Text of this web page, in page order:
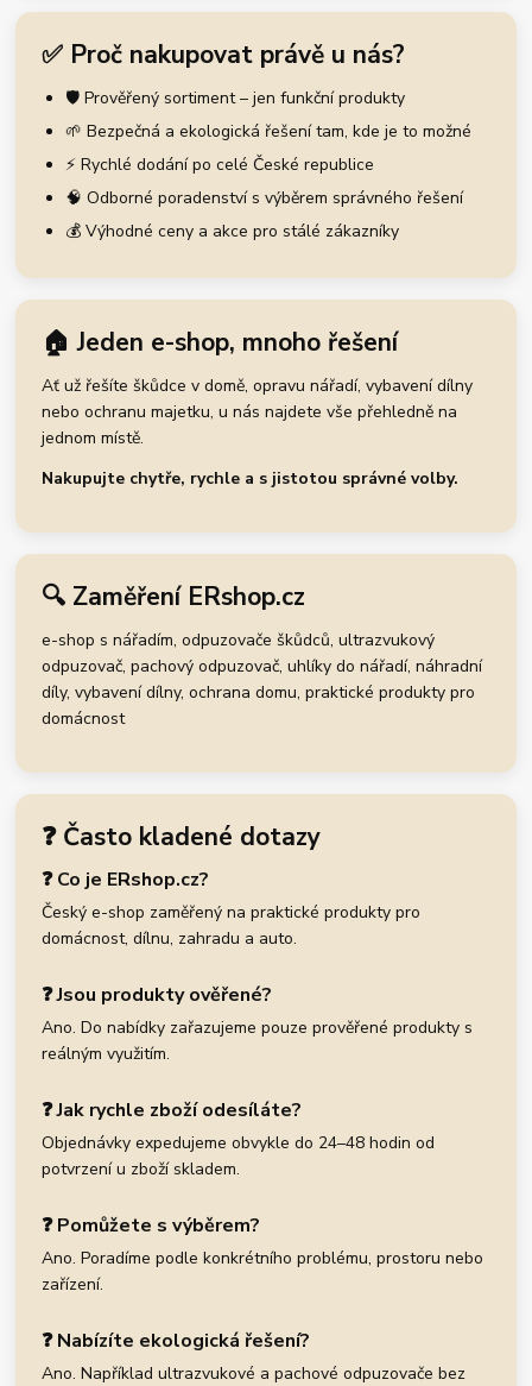
✅ Proč nakupovat právě u nás?
🛡️ Prověřený sortiment – jen funkční produkty
🌱 Bezpečná a ekologická řešení tam, kde je to možné
⚡ Rychlé dodání po celé České republice
🧠 Odborné poradenství s výběrem správného řešení
💰 Výhodné ceny a akce pro stálé zákazníky
🏠 Jeden e-shop, mnoho řešení
Ať už řešíte škůdce v domě, opravu nářadí, vybavení dílny
nebo ochranu majetku, u nás najdete vše přehledně na
jednom místě.
Nakupujte chytře, rychle a s jistotou správné volby.
🔍 Zaměření ERshop.cz
e-shop s nářadím, odpuzovače škůdců, ultrazvukový
odpuzovač, pachový odpuzovač, uhlíky do nářadí, náhradní
díly, vybavení dílny, ochrana domu, praktické produkty pro
domácnost
❓ Často kladené dotazy
❓ Co je ERshop.cz?
Český e-shop zaměřený na praktické produkty pro
domácnost, dílnu, zahradu a auto.
❓ Jsou produkty ověřené?
Ano. Do nabídky zařazujeme pouze prověřené produkty s
reálným využitím.
❓ Jak rychle zboží odesíláte?
Objednávky expedujeme obvykle do 24–48 hodin od
potvrzení u zboží skladem.
❓ Pomůžete s výběrem?
Ano. Poradíme podle konkrétního problému, prostoru nebo
zařízení.
❓ Nabízíte ekologická řešení?
Ano. Například ultrazvukové a pachové odpuzovače bez